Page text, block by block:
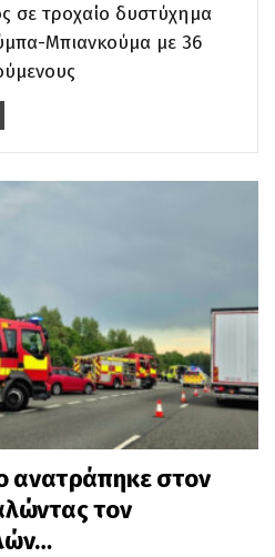
σε τροχαίο δυστύχημα
Μπιανκούμα με 36
ανατράπηκε στον
τον